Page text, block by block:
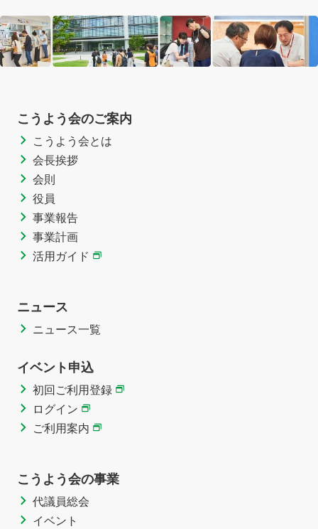
こうよう会のご案内
こうよう会とは
会長挨拶
会則
役員
事業報告
事業計画
活用ガイド
ニュース
ニュース一覧
イベント申込
初回ご利用登録
ログイン
ご利用案内
こうよう会の事業
代議員総会
イベント